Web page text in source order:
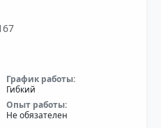
График работы:
Гибкий
Опыт работы:
Не обязателен